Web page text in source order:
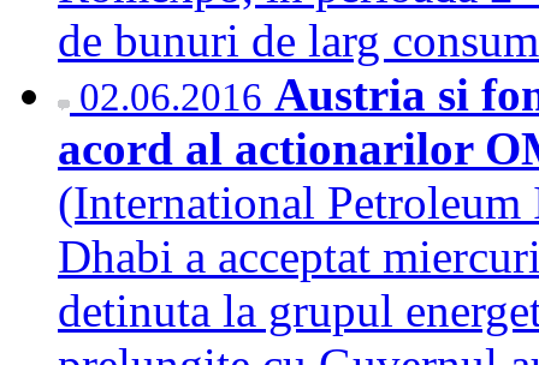
de bunuri de larg
02.06.2016 Austria si
acord al actionarilor
(International
Dhabi a acceptat
detinuta la grupul